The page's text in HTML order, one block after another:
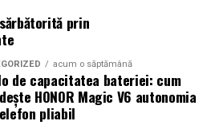
prin
acum o săptămână
de capacitatea bateriei: cum
HONOR Magic V6 autonomia
pliabil